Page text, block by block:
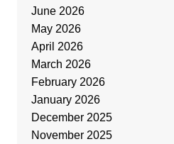
June 2026
May 2026
April 2026
March 2026
February 2026
January 2026
December 2025
November 2025